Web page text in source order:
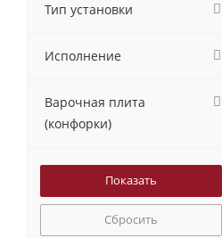
Тип установки
Исполнение
Варочная плита
(конфорки)
Сбросить